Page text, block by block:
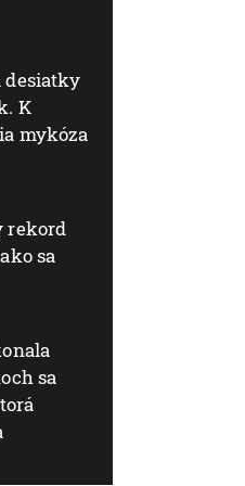
desiatky
K
mykóza
rekord
sa
sa